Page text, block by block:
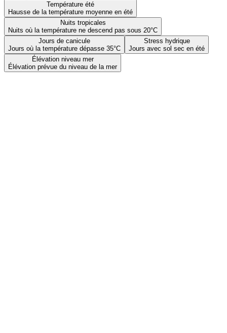
Température été
Hausse de la température moyenne en été
Nuits tropicales
Nuits où la température ne descend pas sous 20°C
Jours de canicule
Jours où la température dépasse 35°C
Stress hydrique
Jours avec sol sec en été
Élévation niveau mer
Élévation prévue du niveau de la mer